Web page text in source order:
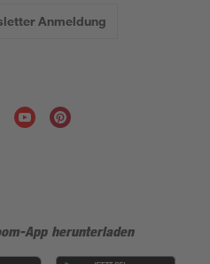
Anmeldung
App herunterladen